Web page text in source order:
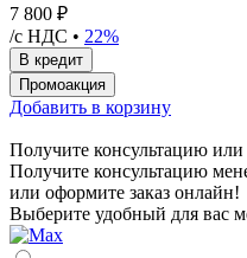
7 800 ₽
/с НДС • 22%
Добавить в корзину
Получите консультацию
Получите консультацию
или оформите заказ онлайн!
Выберите удобный для вас